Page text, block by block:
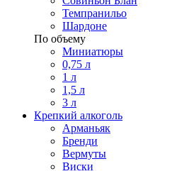
Темпранильо
Шардоне
По объему
Миниатюры
0,75 л
1 л
1,5 л
3 л
Крепкий алкоголь
Арманьяк
Бренди
Вермуты
Виски